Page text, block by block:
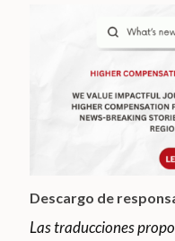
Descargo de
Las traducciones